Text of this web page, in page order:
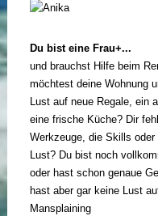
Du bist eine Frau+...
und brauchst Hilfe beim
möchtest deine Wohnung
Lust auf neue Regale, ein
eine frische Küche? Dir
Werkzeuge, die Skills oder
Lust? Du bist noch
oder hast schon genaue
hast aber gar keine Lust
Mansplaining